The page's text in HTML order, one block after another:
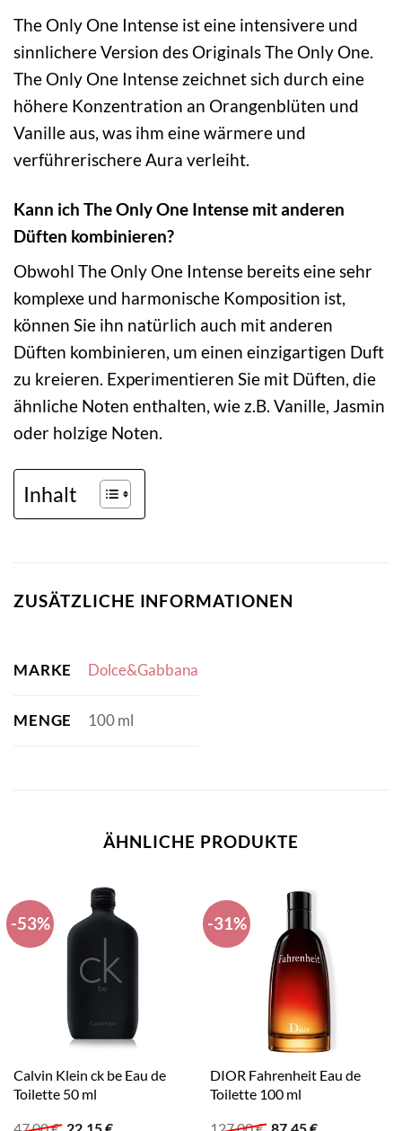
The Only One Intense ist eine intensivere und
sinnlichere Version des Originals The Only One.
The Only One Intense zeichnet sich durch eine
höhere Konzentration an Orangenblüten und
Vanille aus, was ihm eine wärmere und
verführerischere Aura verleiht.
Kann ich The Only One Intense mit anderen
Düften kombinieren?
Obwohl The Only One Intense bereits eine sehr
komplexe und harmonische Komposition ist,
können Sie ihn natürlich auch mit anderen
Düften kombinieren, um einen einzigartigen Duft
zu kreieren. Experimentieren Sie mit Düften, die
ähnliche Noten enthalten, wie z.B. Vanille, Jasmin
oder holzige Noten.
Inhalt
ZUSÄTZLICHE INFORMATIONEN
MARKE Dolce&Gabbana
MENGE 100 ml
ÄHNLICHE PRODUKTE
-53%
Calvin Klein ck be Eau de
Toilette 50 ml
Ursprünglicher
Aktueller
-31%
DIOR Fahrenheit Eau de
Toilette 100 ml
Ursprünglicher
Aktueller